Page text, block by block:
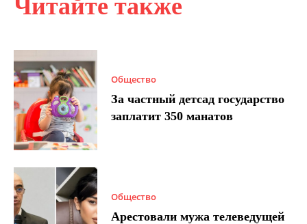
Читайте также
Общество
За частный детсад государство
заплатит 350 манатов
Общество
Арестовали мужа телеведущей